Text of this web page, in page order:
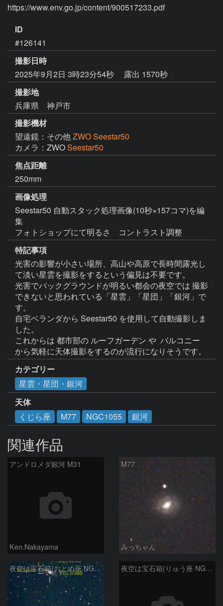
ID
#126141
撮影日時
2025年9月2日 3時23分54秒
露出 1570秒
撮影地
兵庫県 神戸市
撮影機材
望遠鏡：その他ZWO Seestar50
カメラ：ZWOSeestar50
焦点距離
250mm
画像処理
Seestar50 自動スタック処理画像(10秒×157コマ)を編
集
特記事項
光害の影響が小さい場所、高山や高原で長時間露光し
て淡い星雲を撮影をするという偏見は不要です。
光害でバックグラウンドが明るい都会の夜空では 撮影
できないと思われている「星雲」「星団」「銀河」で
す。
自宅ベランダから Seestar50 を使用して自動撮影しま
した。
これからは 都市部の ルーフガーデン や  バルコニー
カテゴリー
星雲・星団・銀河
天体
くじら座
M77 NGC1055 銀河
関連作品
アンドロメダ銀河 M31
Ken.Nakayama
M77
みっちゃん
夜空は宝石箱(おとめ座 NGC5566) Seestar50 夜空は宝石箱(りゅう座 NGC6503) Seestar50